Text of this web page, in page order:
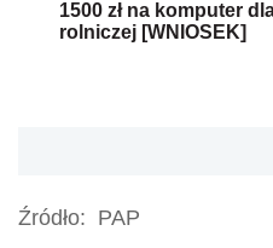
1500 zł na komputer
rolniczej [WNIOSEK]
Źródło: PAP